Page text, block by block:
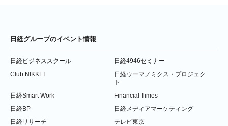
日経グループのイベント情報
日経ビジネススクール
日経4946セミナー
Club NIKKEI
日経ウーマノミクス・プロジェク
ト
日経Smart Work
Financial Times
日経BP
日経メディアマーケティング
日経リサーチ
テレビ東京